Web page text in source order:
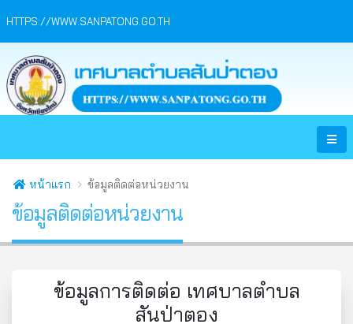
HTTPS://WWW.SANPATONG.GO.TH
หน้าแรก ข้อมูลติดต่อหน่วยงาน
ข้อมูลติดต่อหน่วยงาน
ข้อมูลการติดต่อ เทศบาลตำบล
สันป่าตอง